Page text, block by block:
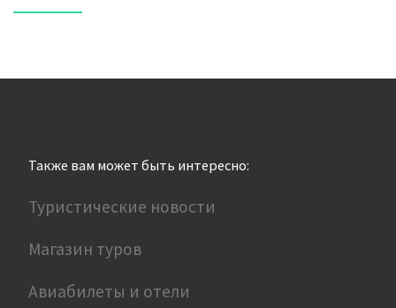
Также вам может быть интересно:
Туристические новости
Магазин туров
Авиабилеты и отели